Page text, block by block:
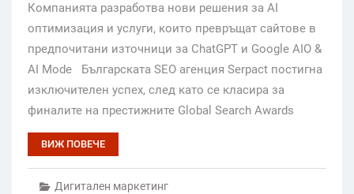
Компанията разработва нови решения за AI
оптимизация и услуги, които превръщат сайтове в
предпочитани източници за ChatGPT и Google AIO &
AI Mode Българската SEO агенция Serpact постигна
изключителен успех, след като се класира за
финалите на престижните Global Search Awards
ВИЖ ПОВЕЧЕ
Дигитален маркетинг